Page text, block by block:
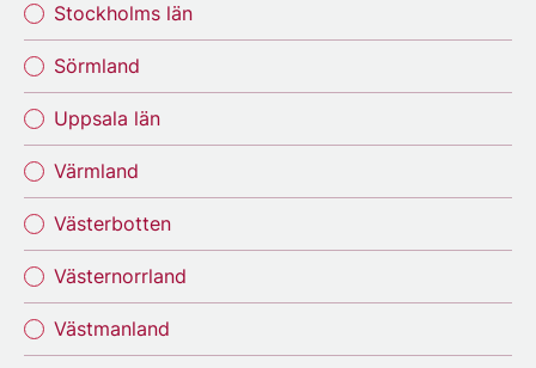
Stockholms län
Sörmland
Uppsala län
Värmland
Västerbotten
Västernorrland
Västmanland